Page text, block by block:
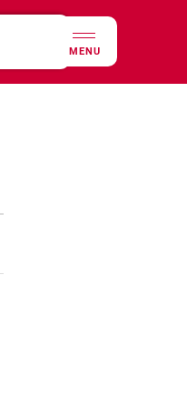
MENU